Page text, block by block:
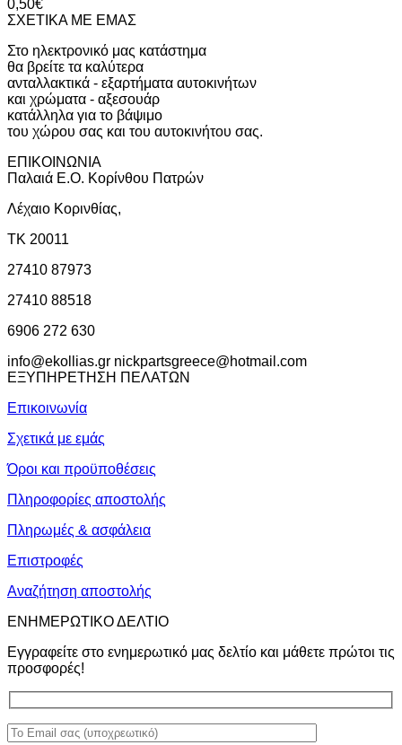
0,50€
ΣΧΕΤΙΚΑ ΜΕ ΕΜΑΣ
Στο ηλεκτρονικό μας κατάστημα
θα βρείτε τα καλύτερα
ανταλλακτικά - εξαρτήματα αυτοκινήτων
και χρώματα - αξεσουάρ
κατάλληλα για το βάψιμο
του χώρου σας και του αυτοκινήτου σας.
ΕΠΙΚΟΙΝΩΝΙΑ
Παλαιά Ε.Ο. Κορίνθου Πατρών
Λέχαιο Κορινθίας,
ΤΚ 20011
27410 87973
27410 88518
6906 272 630
info@ekollias.gr nickpartsgreece@hotmail.com
ΕΞΥΠΗΡΕΤΗΣΗ ΠΕΛΑΤΩΝ
Επικοινωνία
Σχετικά με εμάς
Όροι και προϋποθέσεις
Πληροφορίες αποστολής
Πληρωμές & ασφάλεια
Επιστροφές
Αναζήτηση αποστολής
ΕΝΗΜΕΡΩΤΙΚΟ ΔΕΛΤΙΟ
Εγγραφείτε στο ενημερωτικό μας δελτίο και μάθετε πρώτοι τις
προσφορές!